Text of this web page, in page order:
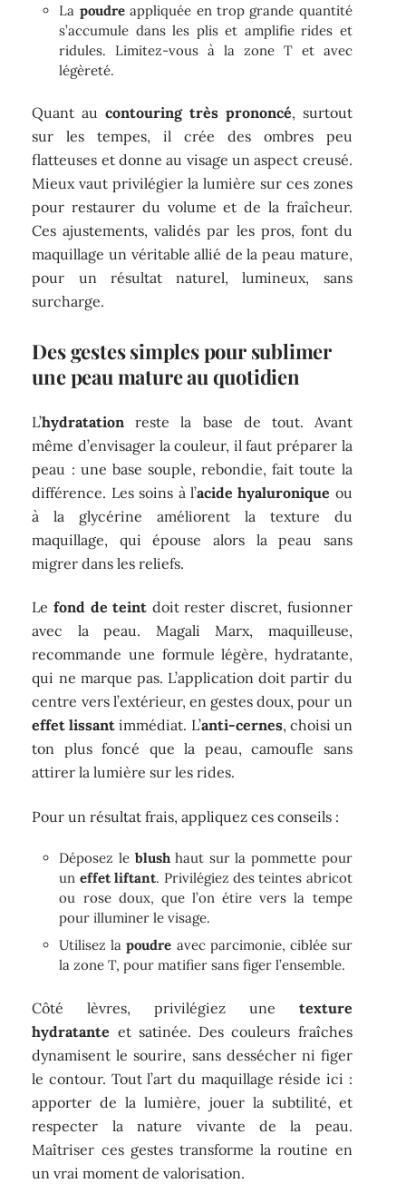
La poudreappliquée en trop grande quantité
s’accumule dans les plis et amplifie rides et
ridules. Limitez-vous à la zone T et avec
légèreté.
Quant aucontouring très prononcé, surtout
sur les tempes, il crée des ombres peu
flatteuses et donne au visage un aspect creusé.
Mieux vaut privilégier la lumière sur ces zones
pour restaurer du volume et de la fraîcheur.
Ces ajustements, validés par les pros, font du
maquillage un véritable allié de la peau mature,
pour un résultat naturel, lumineux, sans
surcharge.
Des gestes simples pour sublimer
une peau mature au quotidien
L’hydratation reste la base de tout. Avant
même d’envisager la couleur, il faut préparer la
peau : une base souple, rebondie, fait toute la
différence. Les soins à l’acide hyaluronique ou
à la glycérine améliorent la texture du
maquillage, qui épouse alors la peau sans
migrer dans les reliefs.
Le fond de teint doit rester discret, fusionner
avec la peau. Magali Marx, maquilleuse,
recommande une formule légère, hydratante,
qui ne marque pas. L’application doit partir du
centre vers l’extérieur, en gestes doux, pour un
effet lissant immédiat. L’anti-cernes, choisi un
ton plus foncé que la peau, camoufle sans
attirer la lumière sur les rides.
Pour un résultat frais, appliquez ces conseils :
Déposez le blushhaut sur la pommette pour
un effet liftant. Privilégiez des teintes abricot
ou rose doux, que l’on étire vers la tempe
pour illuminer le visage.
Utilisez lapoudre avec parcimonie, ciblée sur
la zone T, pour matifier sans figer l’ensemble.
Côté lèvres, privilégiez une texture
hydratante et satinée. Des couleurs fraîches
dynamisent le sourire, sans dessécher ni figer
le contour. Tout l’art du maquillage réside ici :
apporter de la lumière, jouer la subtilité, et
respecter la nature vivante de la peau.
Maîtriser ces gestes transforme la routine en
un vrai moment de valorisation.